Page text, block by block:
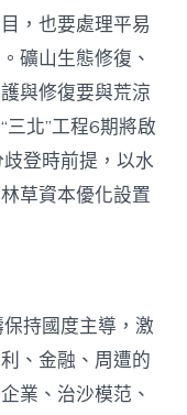
，也要處理平易
礦山生態修復、
與修復要與荒涼
北”工程6期將啟
登時前提，以水
草資本優化設置
持國度主導，激
、金融、周遭的
業、治沙模范、